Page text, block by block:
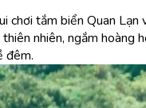
chơi tắm biển Quan
nhiên, ngắm hoàng
đêm.